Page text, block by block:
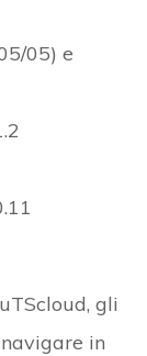
05) e
gli
in